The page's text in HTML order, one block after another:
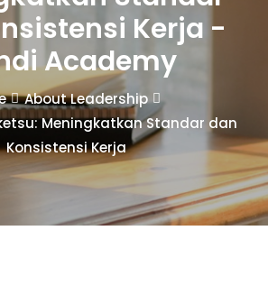
Kerja -
Academy
About Leadership
Meningkatkan Standar dan
Konsistensi Kerja